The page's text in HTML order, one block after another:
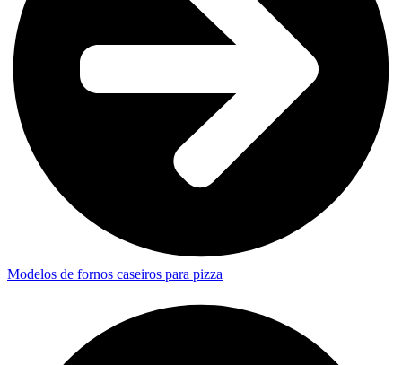
Modelos de fornos caseiros para pizza